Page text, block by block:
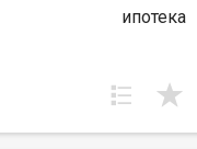
ипотека